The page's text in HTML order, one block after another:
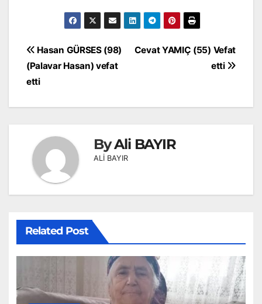
Yazı
gezinmesi
Cevat YAMIÇ (55) Vefat
etti
Hasan GÜRSES (98)
(Palavar Hasan) vefat
etti
ByAli BAYIR
ALİ BAYIR
Related Post